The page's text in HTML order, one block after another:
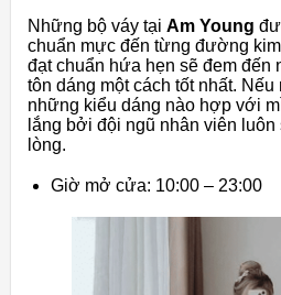
Những bộ váy tại Am Young
chuẩn mực đến từng đường
đạt chuẩn hứa hẹn sẽ đem đến
tôn dáng một cách tốt nhất.
những kiểu dáng nào hợp với
lắng bởi đội ngũ nhân viên
lòng.
Giờ mở cửa: 10:00 – 23:00